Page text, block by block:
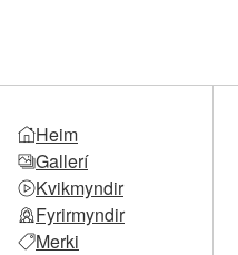
Heim
Gallerí
Kvikmyndir
Fyrirmyndir
Merki